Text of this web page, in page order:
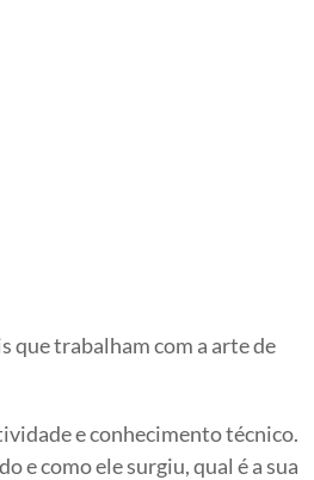
que trabalham com a arte de
e conhecimento técnico.
e como ele surgiu, qual é a sua